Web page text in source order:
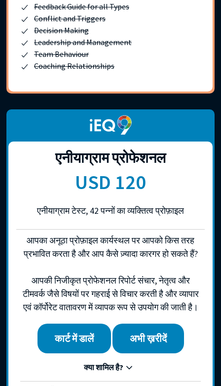
Feedback Guide for all Types
Conflict and Triggers
Decision Making
Leadership and Management
Team Behaviour
Coaching Relationships
एनीयाग्राम प्रोफेशनल
USD 120
एनीयाग्राम टेस्ट, 42 पन्नों का व्यक्तित्व प्रोफ़ाइल
आपका अनूठा प्रोफ़ाइल कार्यस्थल पर आपको किस तरह
प्रभावित करता है और आप कैसे ज़्यादा कारगर हो सकते हैं?
आपकी निजीकृत प्रोफेशनल रिपोर्ट संचार, नेतृत्व और
टीमवर्क जैसे विषयों पर गहराई से विचार करती है और व्यापार
एवं कॉर्पोरेट वातावरण में व्यापक रूप से उपयोग की जाती है।
कार्ट में डालें अभी ख़रीदें
क्या शामिल है?